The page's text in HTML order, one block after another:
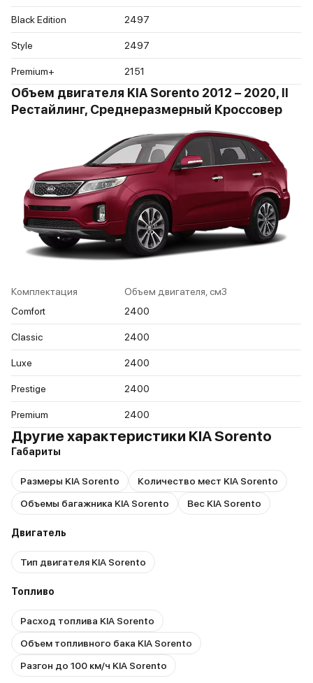
Black Edition 2497
Style 2497
Premium+ 2151
Объем двигателя KIA Sorento 2012 – 2020, II
Рестайлинг, Среднеразмерный Кроссовер
Комплектация
Объем двигателя, см3
Comfort
2400
Classic 2400
Luxe 2400
Prestige 2400
Premium 2400
Другие характеристики KIA Sorento
Габариты
Размеры KIA Sorento
Количество мест KIA Sorento
Объемы багажника KIA Sorento
Вес KIA Sorento
Двигатель
Тип двигателя KIA Sorento
Топливо
Расход топлива KIA Sorento
Объем топливного бака KIA Sorento
Разгон до 100 км/ч KIA Sorento